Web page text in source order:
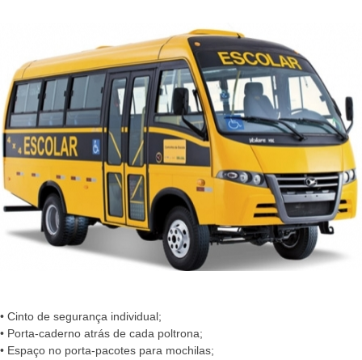
• Cinto de segurança individual;
• Porta-caderno atrás de cada poltrona;
• Espaço no porta-pacotes para mochilas;